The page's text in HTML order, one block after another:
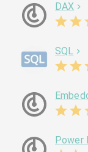
DAX
SQL
Power